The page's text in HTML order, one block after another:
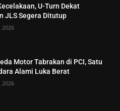
U-Turn Dekat
JLS Segera Ditutup
2026
Motor Tabrakan di PCI, Satu
Alami Luka Berat
2026